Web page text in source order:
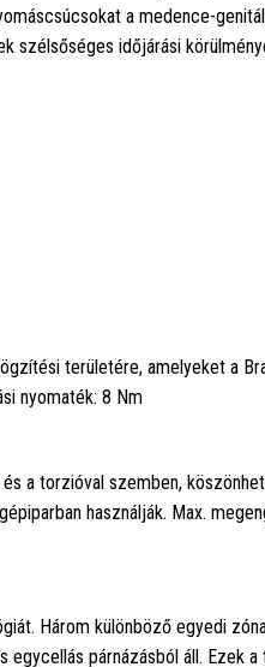
a medence-
szélsőséges időjárási
területére, amelyeket a
nyomaték: 8 Nm
a torzióval szemben,
használják. Max.
Három különböző egyedi
párnázásból áll. Ezek